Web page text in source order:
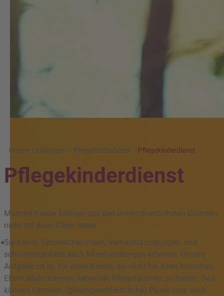
Unsere Leistungen Pflegekinderdienst Pflegekinderdienst
Pflegekinderdienst
Manche Kinder können aus den unterschiedlichsten Gründen
nicht bei ihren Eltern leben.
Sie haben Verunsicherungen, Vernachlässigungen, und
schlimmstenfalls auch Misshandlungen erfahren. Unsere
Aufgabe ist es, für diese Kinder, die nicht bei ihren leiblichen
Eltern leben können, liebevolle Pflegefamilien zu finden. Das
können Familien, (gleichgeschlechtliche) Paare oder auch